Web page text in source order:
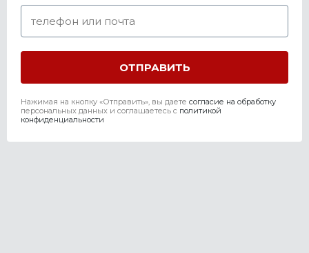
Нажимая на кнопку «Отправить», вы даете согласие на обработку
персональных данных и соглашаетесь c политикой
конфиденциальности